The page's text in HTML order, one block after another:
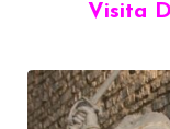
Visita